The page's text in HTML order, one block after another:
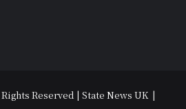
Reserved | State News UK |